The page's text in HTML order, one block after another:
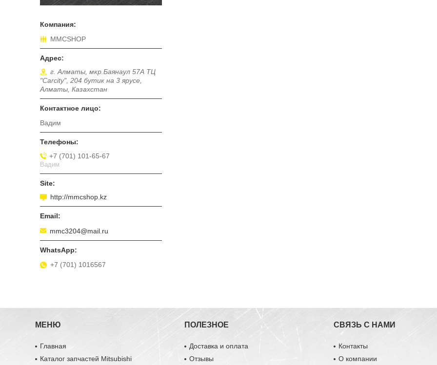
MMCSHOP
г. Алматы, мкр.Баянаул 57А ТЦ
"Carcity", 204 бутик на 3 ярусе,
Алматы, Казахстан
Вадим
+7 (701) 101-65-67
Вадим
http://mmcshop.kz
mmc3204@mail.ru
+7 (701) 1016567
МЕНЮ
Главная
Каталог запчастей Mitsubishi
ПОЛЕЗНОЕ
Доставка и оплата
Отзывы
СВЯЗЬ С НАМИ
Контакты
О компании